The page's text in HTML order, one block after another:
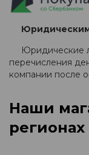
Юридические
перечисления
компании после
Наши
регионах